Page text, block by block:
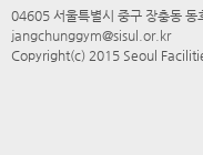
04605 서울특별시 중구 장충동
jangchunggym@sisul.or.kr
Copyright(c) 2015 Seoul